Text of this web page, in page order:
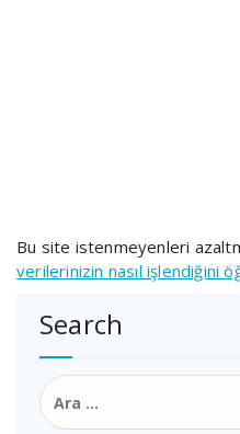
Bu site istenmeyenleri
verilerinizin nasıl işlendiğini
Search
Arama: